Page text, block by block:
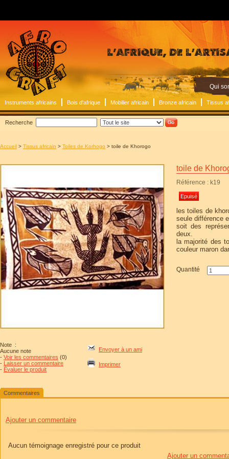
Qui
Instruments africains Bois d'afrique Mobilier africain Bronze africain Tissus
Recherche
Accueil > Tissus africain > Toiles de Korhogo > toile de Khorogo
Note :
Aucune note
- Voir les commentaires (0)
- Laisser un commentaire
- Évaluer le produit
Envoyer à un ami
Imprimer
toile de
Référence : k19
Epuisé
les toiles de
seule différence
soit des
deux.
la majorité des
couleur maron
Quantité
Commentaires
Ajouter un commentaire
Aucun témoignage enregistré pour ce produit
Ajouter un